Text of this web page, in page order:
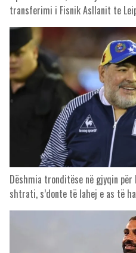
transferimi i Fisnik Asllanit te
Dëshmia tronditëse në gjyqin për
shtrati, s’donte të lahej e as të